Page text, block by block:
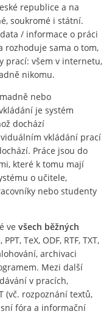
republice a na
soukromé i státní.
/ informace o práci
rozhoduje sama o tom,
prací: všem v internetu,
nikomu.
nebo
je systém
dochází
vkládání prací
Práce jsou do
které k tomu mají
o učitele,
nebo studenty
ve všech běžných
PPT, TeX, ODF, RTF, TXT,
archivaci
Mezi další
v pracích,
(vč. rozpoznání textů,
fóra a informační